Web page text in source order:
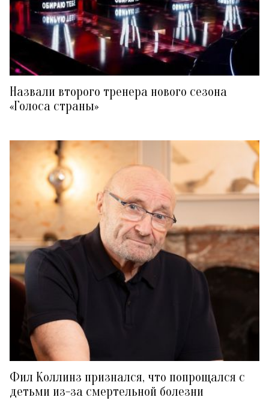
Назвали второго тренера нового сезона
«Голоса страны»
Фил Коллинз признался, что попрощался с
детьми из-за смертельной болезни